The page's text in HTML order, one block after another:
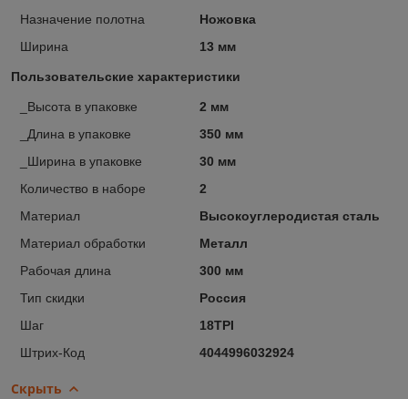
Назначение полотна
Ножовка
Ширина
13 мм
Пользовательские характеристики
_Высота в упаковке
2 мм
_Длина в упаковке
350 мм
_Ширина в упаковке
30 мм
Количество в наборе
2
Материал
Высокоуглеродистая сталь
Материал обработки
Металл
Рабочая длина
300 мм
Тип скидки
Россия
Шаг
18TPI
Штрих-Код
4044996032924
Скрыть